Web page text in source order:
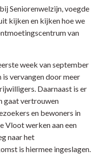
Seniorenwelzijn, voegde
kijken en kijken hoe we
van
week van september
vervangen door meer
Daarnaast is er
gaat vertrouwen
en bewoners in
Vloot werken aan een
naar het
is hiermee ingeslagen.